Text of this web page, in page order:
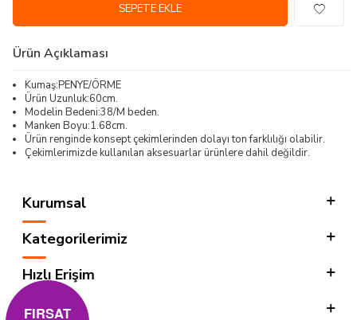
SEPETE EKLE
Ürün Açıklaması
Kumaş:PENYE/ÖRME
Ürün Uzunluk:60cm.
Modelin Bedeni:38/M beden.
Manken Boyu:1.68cm.
Ürün renginde konsept çekimlerinden dolayı ton farklılığı olabilir.
Çekimlerimizde kullanılan aksesuarlar ürünlere dahil değildir.
Kurumsal
Kategorilerimiz
Hızlı Erişim
Sosyal
FIRSAT